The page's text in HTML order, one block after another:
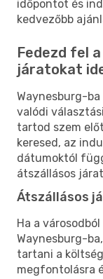
időpontot és
kedvezőbb
Fedezd fel
járatokat
Waynesburg-
valódi
tartod szem
keresed, az
dátumoktól
átszállásos
Átszállásos
Ha a
Waynesburg-
tartani a
megfontolásra